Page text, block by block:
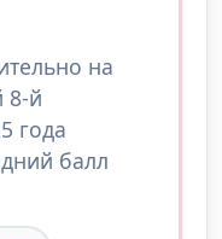
на
8-й
года
балл